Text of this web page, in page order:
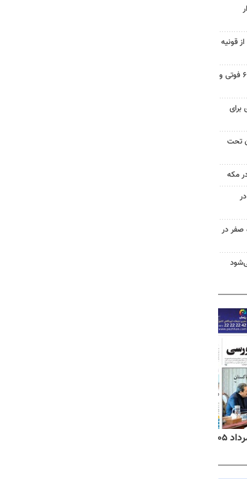
قونیه
تصادف در محور شهید کلانتری ارومیه ۶ فوتی و
برای
تحت
مکه
صفر در